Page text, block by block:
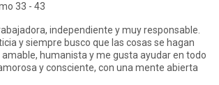
33 - 43
independiente y muy responsable.
y siempre busco que las cosas se hagan
amable, humanista y me gusta ayudar en todo
y consciente, con una mente abierta